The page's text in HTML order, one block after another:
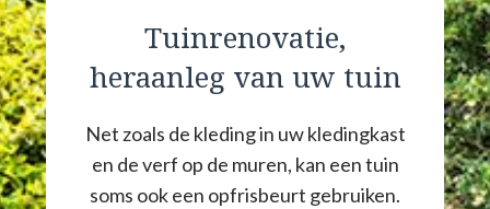
Tuinrenovatie,
heraanleg van uw tuin
Net zoals de kleding in uw kledingkast
en de verf op de muren, kan een tuin
soms ook een opfrisbeurt gebruiken.